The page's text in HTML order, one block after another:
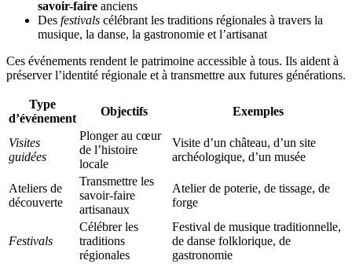
savoir-faire anciens
Des festivals célébrant les traditions régionales à travers la
musique, la danse, la gastronomie et l’artisanat
Ces événements rendent le patrimoine accessible à tous. Ils aident à
préserver l’identité régionale et à transmettre aux futures générations.
Type
d’événement
Objectifs Exemples
Visites
guidées
Plonger au cœur
de l’histoire
locale
Visite d’un château, d’un site
archéologique, d’un musée
Ateliers de
découverte
Transmettre les
savoir-faire
artisanaux
Atelier de poterie, de tissage, de
forge
Festivals
Célébrer les
traditions
régionales
Festival de musique traditionnelle,
de danse folklorique, de
gastronomie